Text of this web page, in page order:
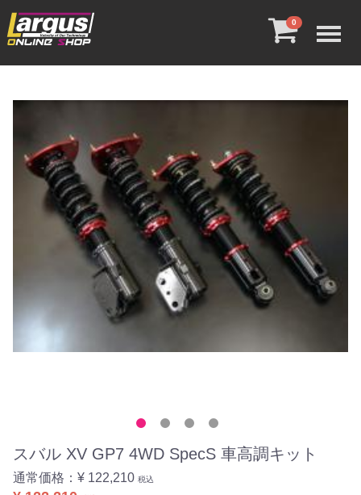
0
スバル XV GP7 4WD SpecS 車高調キット
通常価格： ¥ 122,210 税込